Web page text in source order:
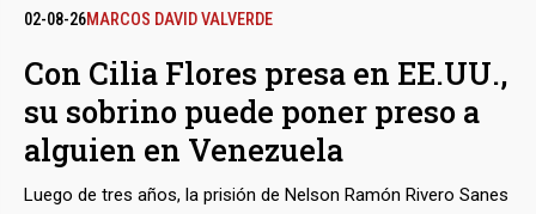
02-08-26MARCOS DAVID VALVERDE
Con Cilia Flores presa en EE.UU.,
su sobrino puede poner preso a
alguien en Venezuela
Luego de tres años, la prisión de Nelson Ramón Rivero Sanes